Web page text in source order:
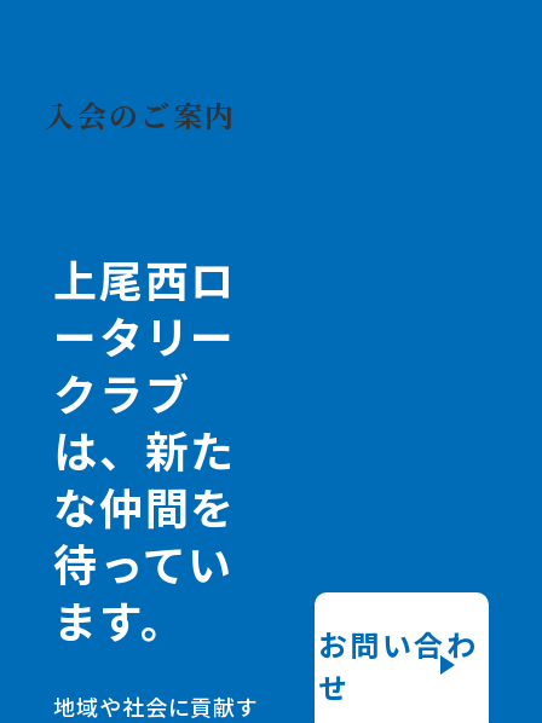
入会のご案内
上尾西ロ
ータリー
クラブ
は、新た
な仲間を
待ってい
ます。
地域や社会に貢献す
お問い合わ
せ